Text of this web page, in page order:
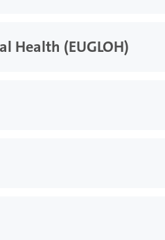
Health (EUGLOH)